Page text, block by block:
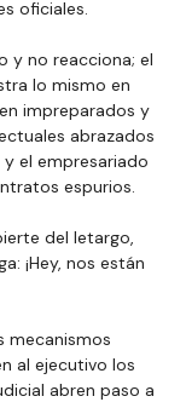
oficiales.
y no reacciona; el
lo mismo en
impreparados y
abrazados
el empresariado
espurios.
del letargo,
¡Hey, nos están
mecanismos
al ejecutivo los
abren paso a